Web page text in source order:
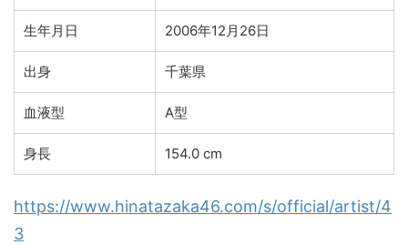
生年月日 2006年12月26日
出身 千葉県
血液型 A型
身長 154.0 cm
https://www.hinatazaka46.com/s/official/artist/4
3